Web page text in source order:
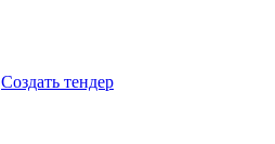
Создать тендер